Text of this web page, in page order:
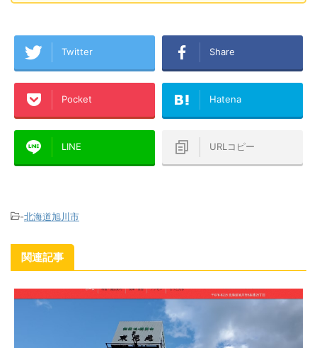
Twitter Share
Pocket Hatena
LINE URLコピー
-北海道旭川市
関連記事